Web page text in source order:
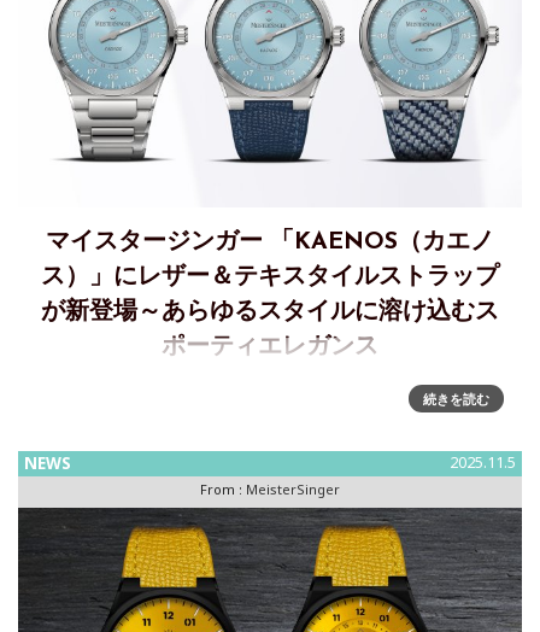
マイスタージンガー 「KAENOS（カエノ
ス）」にレザー＆テキスタイルストラップ
が新登場～あらゆるスタイルに溶け込むス
ポーティエレガンス
MeisterSinger に、あらゆるスタイルに溶け込むスポーティエ
レガンスレザー＆テキスタイルストラップが新登場
ォッチの世界的アイコンとして知られ、数々のデザイン賞
続きを読む
NEWS 2025.11.5
From : MeisterSinger